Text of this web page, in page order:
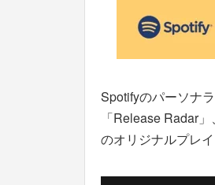
Spotifyのパーソナ
「Release Radar
のオリジナルプレ